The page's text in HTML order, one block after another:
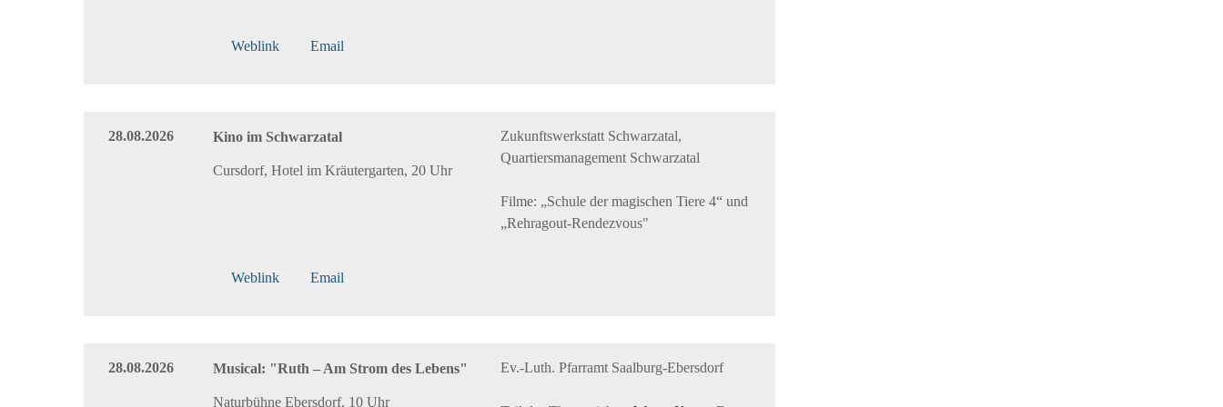
Weblink Email
28.08.2026 Kino im Schwarzatal
Cursdorf, Hotel im Kräutergarten, 20 Uhr
Zukunftswerkstatt Schwarzatal,
Quartiersmanagement Schwarzatal
Filme: „Schule der magischen Tiere 4“ und
„Rehragout-Rendezvous"
Weblink Email
28.08.2026 Musical: "Ruth – Am Strom des Lebens"
Naturbühne Ebersdorf, 10 Uhr
Ev.-Luth. Pfarramt Saalburg-Ebersdorf